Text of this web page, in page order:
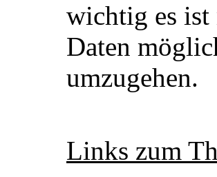
wichtig es
Daten
umzugehen.
Links zum